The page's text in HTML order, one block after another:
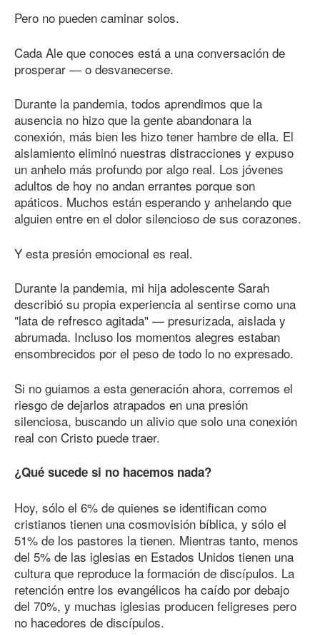
Pero no pueden caminar solos.
Cada Ale que conoces está a una conversación de
prosperar — o desvanecerse.
Durante la pandemia, todos aprendimos que la
ausencia no hizo que la gente abandonara la
conexión, más bien les hizo tener hambre de ella. El
aislamiento eliminó nuestras distracciones y expuso
un anhelo más profundo por algo real. Los jóvenes
adultos de hoy no andan errantes porque son
apáticos. Muchos están esperando y anhelando que
alguien entre en el dolor silencioso de sus corazones.
Y esta presión emocional es real.
Durante la pandemia, mi hija adolescente Sarah
describió su propia experiencia al sentirse como una
"lata de refresco agitada" — presurizada, aislada y
abrumada. Incluso los momentos alegres estaban
ensombrecidos por el peso de todo lo no expresado.
Si no guiamos a esta generación ahora, corremos el
riesgo de dejarlos atrapados en una presión
silenciosa, buscando un alivio que solo una conexión
real con Cristo puede traer.
¿Qué sucede si no hacemos nada?
Hoy, sólo el 6% de quienes se identifican como
cristianos tienen una cosmovisión bíblica, y sólo el
51% de los pastores la tienen. Mientras tanto, menos
del 5% de las iglesias en Estados Unidos tienen una
cultura que reproduce la formación de discípulos. La
retención entre los evangélicos ha caído por debajo
del 70%, y muchas iglesias producen feligreses pero
no hacedores de discípulos.